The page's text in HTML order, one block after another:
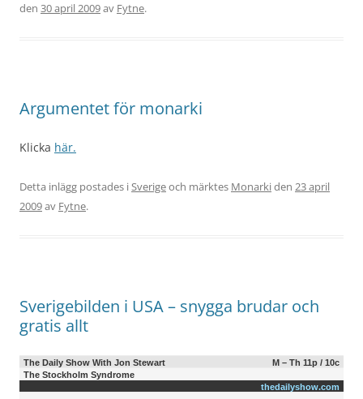
den 30 april 2009av Fytne.
Argumentet för monarki
Klicka här.
Detta inlägg postades iSverigeoch märktes Monarkiden 23 april
2009av Fytne.
Sverigebilden i USA – snygga brudar och
gratis allt
The Daily Show With Jon Stewart
M – Th 11p / 10c
The Stockholm Syndrome
thedailyshow.com